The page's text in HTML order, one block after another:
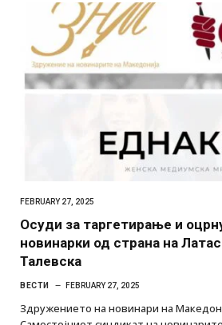
FEBRUARY 27, 2025
Осуди за таргетирање и
новинарки од страна на
Талевска
ВЕСТИ FEBRUARY 27, 2025
Здружението на новинари на